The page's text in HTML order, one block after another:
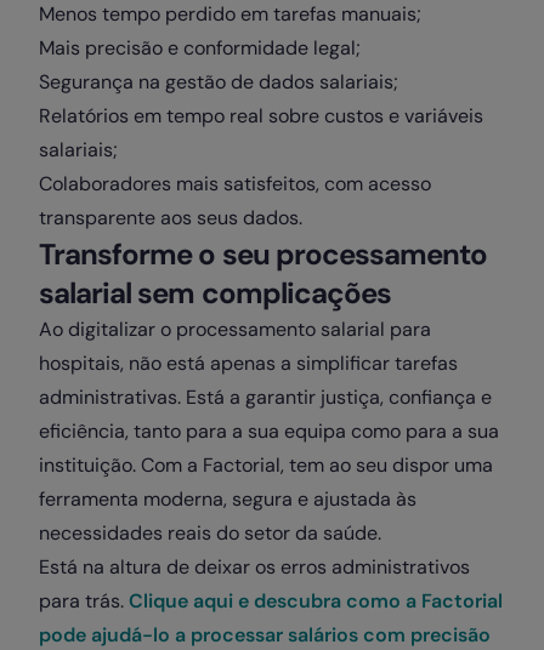
Menos tempo perdido em tarefas manuais;
Mais precisão e conformidade legal;
Segurança na gestão de dados salariais;
Relatórios em tempo real sobre custos e variáveis
salariais;
Colaboradores mais satisfeitos, com acesso
transparente aos seus dados.
Transforme o seu processamento
salarial sem complicações
Ao digitalizar o processamento salarial para
hospitais, não está apenas a simplificar tarefas
administrativas. Está a garantir justiça, confiança e
eficiência, tanto para a sua equipa como para a sua
instituição. Com a Factorial, tem ao seu dispor uma
ferramenta moderna, segura e ajustada às
necessidades reais do setor da saúde.
Está na altura de deixar os erros administrativos
para trás.Clique aqui e descubra como a Factorial
pode ajudá-lo a processar salários com precisão